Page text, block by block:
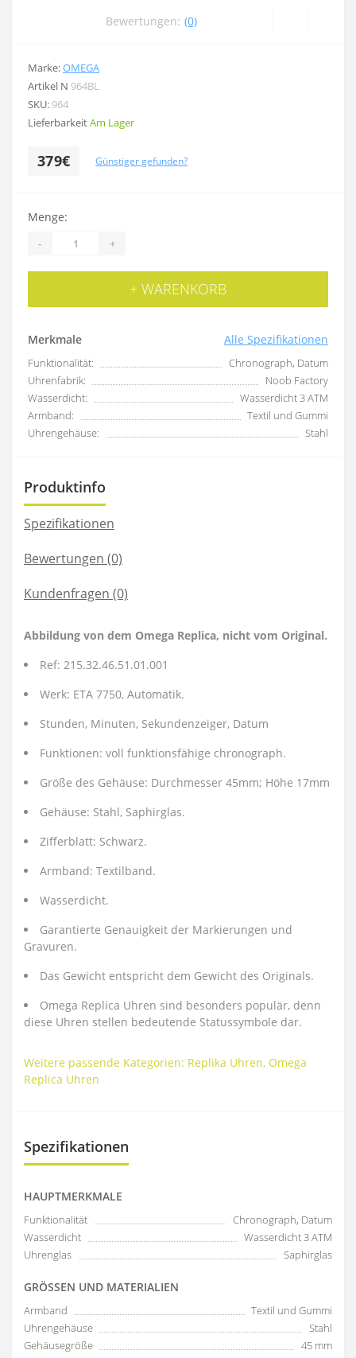
Bewertungen: (0)
Marke:OMEGA
Artikel N 964BL
SKU: 964
LieferbarkeitAm Lager
379€ Günstiger gefunden?
Merkmale Alle Spezifikationen
Funktionalität:
Chronograph, Datum
Uhrenfabrik:
Noob Factory
Wasserdicht:
Wasserdicht 3 ATM
Armband:
Textil und Gummi
Uhrengehäuse:
Stahl
Menge:
- +
+ WARENKORB
Produktinfo
Spezifikationen
Bewertungen (0)
Kundenfragen (0)
Abbildung von dem Omega Replica, nicht vom Original.
Ref: 215.32.46.51.01.001
Werk: ETA 7750, Automatik.
Stunden, Minuten, Sekundenzeiger, Datum
Funktionen: voll funktionsfähige chronograph.
Größe des Gehäuse: Durchmesser 45mm; Höhe 17mm
Gehäuse: Stahl, Saphirglas.
Zifferblatt: Schwarz.
Armband: Textilband.
Wasserdicht.
Garantierte Genauigkeit der Markierungen und
Gravuren.
Das Gewicht entspricht dem Gewicht des Originals.
Omega Replica Uhren sind besonders populär, denn
diese Uhren stellen bedeutende Statussymbole dar.
Weitere passende Kategorien: Replika Uhren, Omega
Replica Uhren
Spezifikationen
HAUPTMERKMALE
Funktionalität
Chronograph, Datum
Wasserdicht
Wasserdicht 3 ATM
Uhrenglas
Saphirglas
GRÖSSEN UND MATERIALIEN
Armband
Textil und Gummi
Uhrengehäuse
Stahl
Gehäusegröße
45 mm